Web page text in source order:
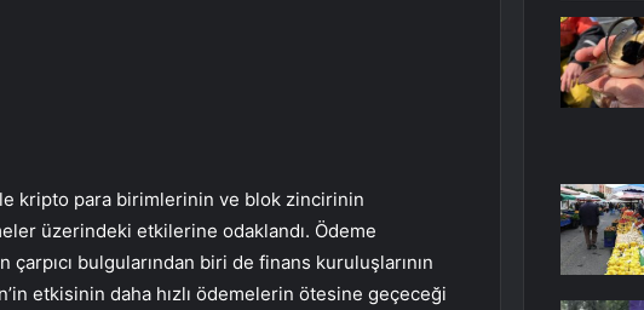
kripto para birimlerinin ve blok zincirinin
üzerindeki etkilerine odaklandı. Ödeme
bulgularından biri de finans kuruluşlarının
etkisinin daha hızlı ödemelerin ötesine geçeceği